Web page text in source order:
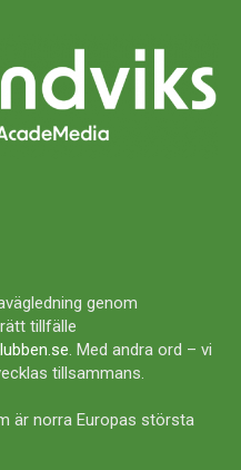
genom
tillfälle
. Med andra ord – vi
tillsammans.
är norra Europas största